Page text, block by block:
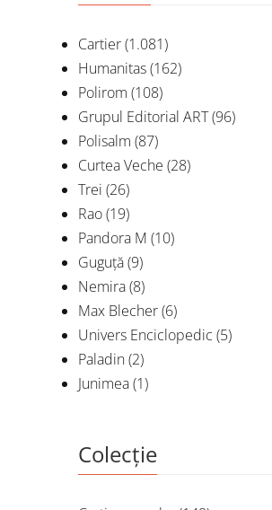
Cartier(1.081)
Humanitas(162)
Polirom (108)
Grupul Editorial ART(96)
Polisalm (87)
Curtea Veche (28)
Trei (26)
Rao(19)
Pandora M (10)
Guguță(9)
Nemira(8)
Max Blecher(6)
Univers Enciclopedic (5)
Paladin(2)
Junimea(1)
Colecție